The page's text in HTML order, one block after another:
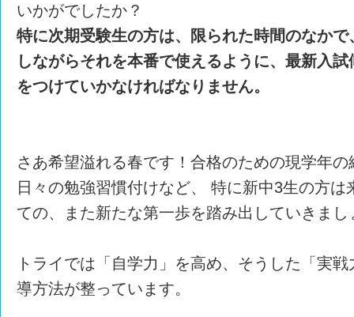
いかがでしたか？
特に次期受験生の方は、限られた時間のなか
しながらそれを本番で使えるように、最新入
をつけていかなければなりません。
さあ希望溢れる春です！合格のための現学年
日々の勉強習慣付けなど、 特に新中3生の方
ての、また新たな第一歩を踏み出していきまし
トライでは「自学力」を高め、そうした「実
導方法が整っています。